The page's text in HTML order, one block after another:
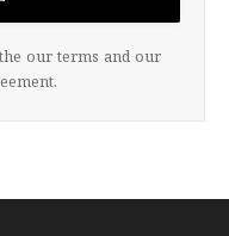
our terms and our